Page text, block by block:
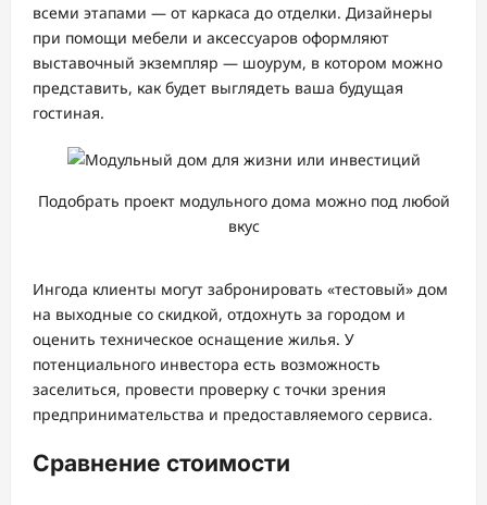
всеми этапами — от каркаса до отделки. Дизайнеры
при помощи мебели и аксессуаров оформляют
выставочный экземпляр — шоурум, в котором можно
представить, как будет выглядеть ваша будущая
гостиная.
Подобрать проект модульного дома можно под любой
вкус
Ингода клиенты могут забронировать «тестовый» дом
на выходные со скидкой, отдохнуть за городом и
оценить техническое оснащение жилья. У
потенциального инвестора есть возможность
заселиться, провести проверку с точки зрения
предпринимательства и предоставляемого сервиса.
Сравнение стоимости